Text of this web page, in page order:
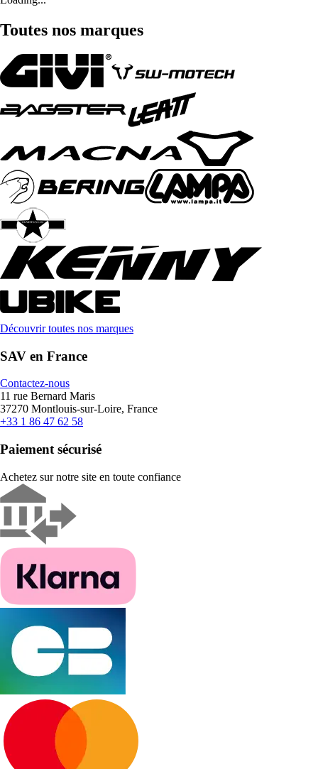
Toutes nos marques
Découvrir toutes nos marques
SAV en France
Contactez-nous
11 rue Bernard Maris
37270 Montlouis-sur-Loire, France
+33 1 86 47 62 58
Paiement sécurisé
Achetez sur notre site en toute confiance